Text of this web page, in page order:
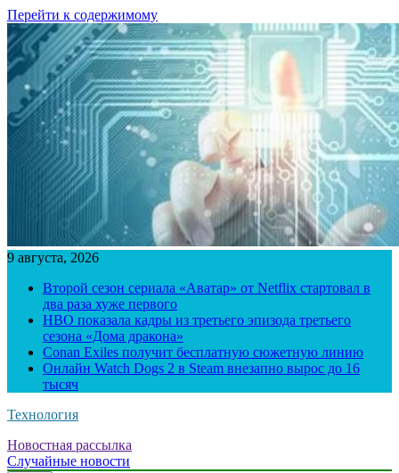
Перейти к содержимому
9 августа, 2026
Второй сезон сериала «Аватар» от Netflix стартовал в
два раза хуже первого
HBO показала кадры из третьего эпизода третьего
сезона «Дома дракона»
Conan Exiles получит бесплатную сюжетную линию
Онлайн Watch Dogs 2 в Steam внезапно вырос до 16
тысяч
Технология
Новостная рассылка
Случайные новости